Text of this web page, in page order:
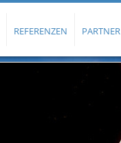
REFERENZEN PARTNER